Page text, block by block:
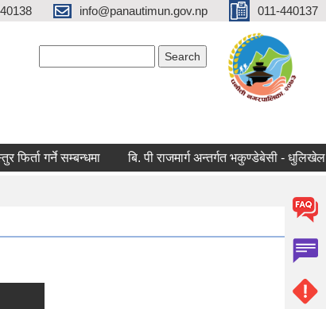
info@panautimun.gov.np 011-440137
गर्ने सम्बन्धमा बि. पी राजमार्ग अन्तर्गत भकुण्डेबेसी - धुलिखेल